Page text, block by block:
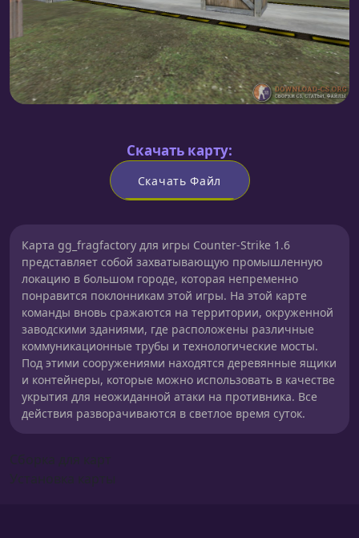
Скачать карту:
Скачать Файл
Карта gg_fragfactory для игры Counter-Strike 1.6
представляет собой захватывающую промышленную
локацию в большом городе, которая непременно
понравится поклонникам этой игры. На этой карте
команды вновь сражаются на территории, окруженной
заводскими зданиями, где расположены различные
коммуникационные трубы и технологические мосты.
Под этими сооружениями находятся деревянные ящики
и контейнеры, которые можно использовать в качестве
укрытия для неожиданной атаки на противника. Все
действия разворачиваются в светлое время суток.